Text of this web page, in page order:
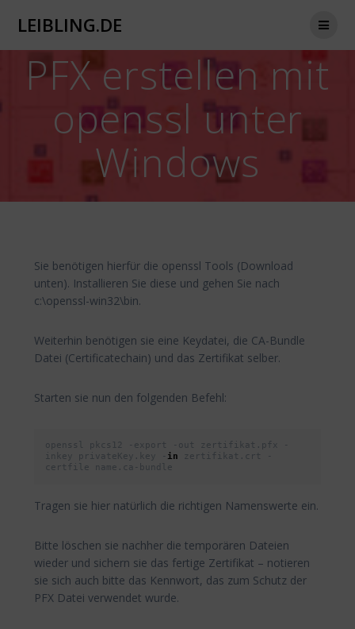
LEIBLING.DE
PFX erstellen mit
openssl unter
Windows
Sie benötigen hierfür die openssl Tools (Download
unten). Installieren Sie diese und gehen Sie nach
c:\openssl-win32\bin.
Weiterhin benötigen sie eine Keydatei, die CA-Bundle
Datei (Certificatechain) und das Zertifikat selber.
Starten sie nun den folgenden Befehl:
openssl pkcs12 -export -out zertifikat.pfx -
inkey privateKey.key - in zertifikat.crt -
certfile name.ca-bundle
Tragen sie hier natürlich die richtigen Namenswerte ein.
Bitte löschen sie nachher die temporären Dateien
wieder und sichern sie das fertige Zertifikat – notieren
sie sich auch bitte das Kennwort, das zum Schutz der
PFX Datei verwendet wurde.